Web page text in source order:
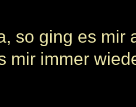
so ging es mir
mir immer